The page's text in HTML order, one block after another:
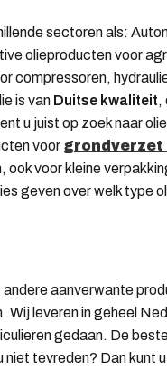
sectoren als:
olieproducten voor
compressoren,
is van Duitse kwaliteit,
u juist op zoek naar
voor grondverzet
voor kleine
geven over welk type
aanverwante
leveren in geheel
gedaan. De
tevreden? Dan kunt